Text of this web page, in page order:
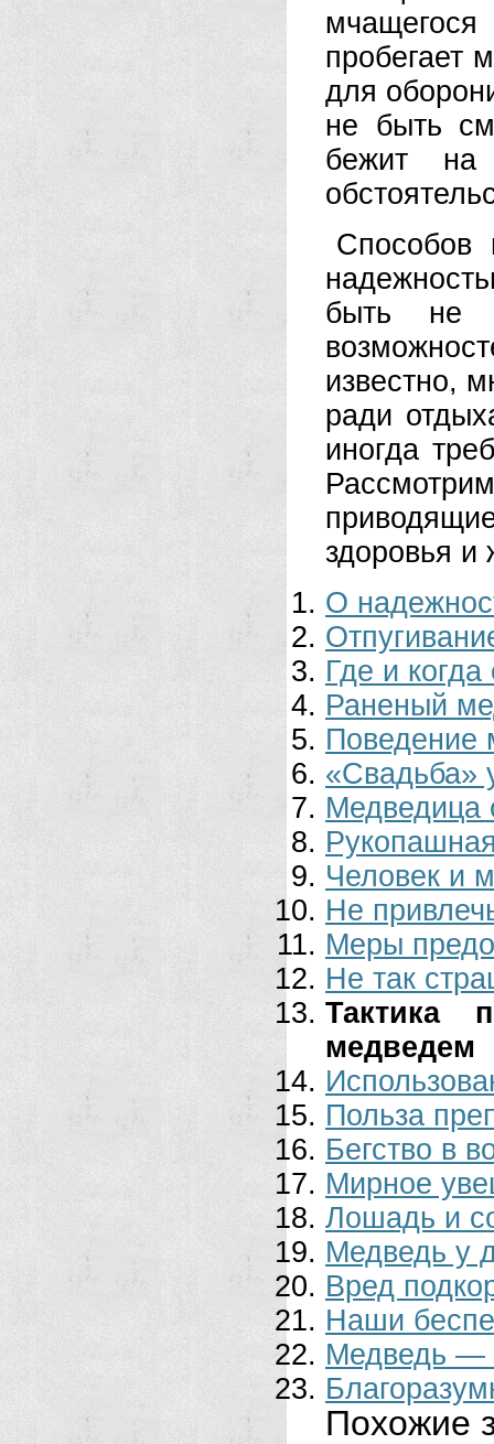
пробегает
для
не быть
бежит
Способов
быть не
известно,
ради
иногда
здоровья и
О
Где и
Раненый
Поведение
«Свадьба»
Медведица
Человек и
Не
Меры
Не так
Тактика
медведем
Польза
Бегство в
Мирное
Лошадь и
Медведь у
Вред
Наши
Медведь —
Похожие